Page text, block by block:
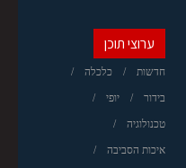
ערוצי תוכן
חדשות כלכלה
בידור יופי
טכנולוגיה
איכות הסביבה